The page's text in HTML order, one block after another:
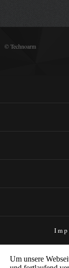
© Technoarm
Um unsere